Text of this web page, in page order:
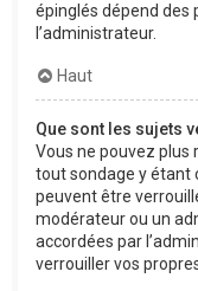
épinglés dépend des
l’administrateur.
Haut
Que sont les sujets
Vous ne pouvez plus
tout sondage y étant
peuvent être
modérateur ou un
accordées par
verrouiller vos